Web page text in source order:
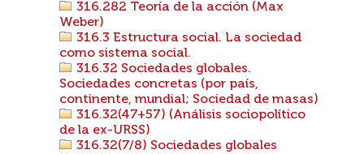
316.282 Teoría de la acción (Max
Weber)
316.3 Estructura social. La sociedad
como sistema social.
316.32 Sociedades globales.
Sociedades concretas (por país,
continente, mundial; Sociedad de masas)
316.32(47+57) (Análisis sociopolítico
de la ex-URSS)
316.32(7/8) Sociedades globales